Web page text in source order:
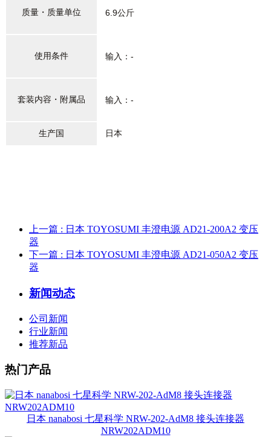
质量・质量单位 6.9公斤
使用条件 输入：-
套装内容・附属品 输入：-
生产国 日本
上一篇 : 日本 TOYOSUMI 丰澄电源 AD21-200A2 变压
器
下一篇 : 日本 TOYOSUMI 丰澄电源 AD21-050A2 变压
器
新闻动态
公司新闻
行业新闻
推荐新品
热门产品
日本 nanabosi 七星科学 NRW-202-AdM8 接头连接器
NRW202ADM10